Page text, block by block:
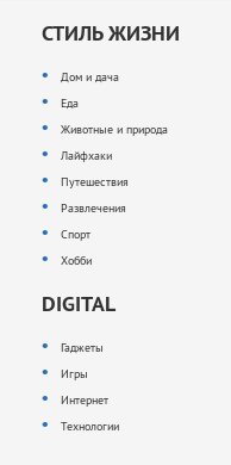
СТИЛЬ ЖИЗНИ
Дом и дача
Еда
Животные и природа
Лайфхаки
Путешествия
Развлечения
Спорт
Хобби
DIGITAL
Гаджеты
Игры
Интернет
Технологии